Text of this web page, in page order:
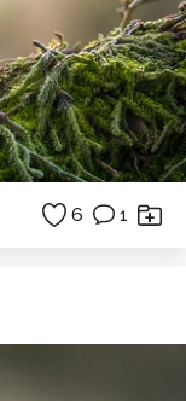
6 1